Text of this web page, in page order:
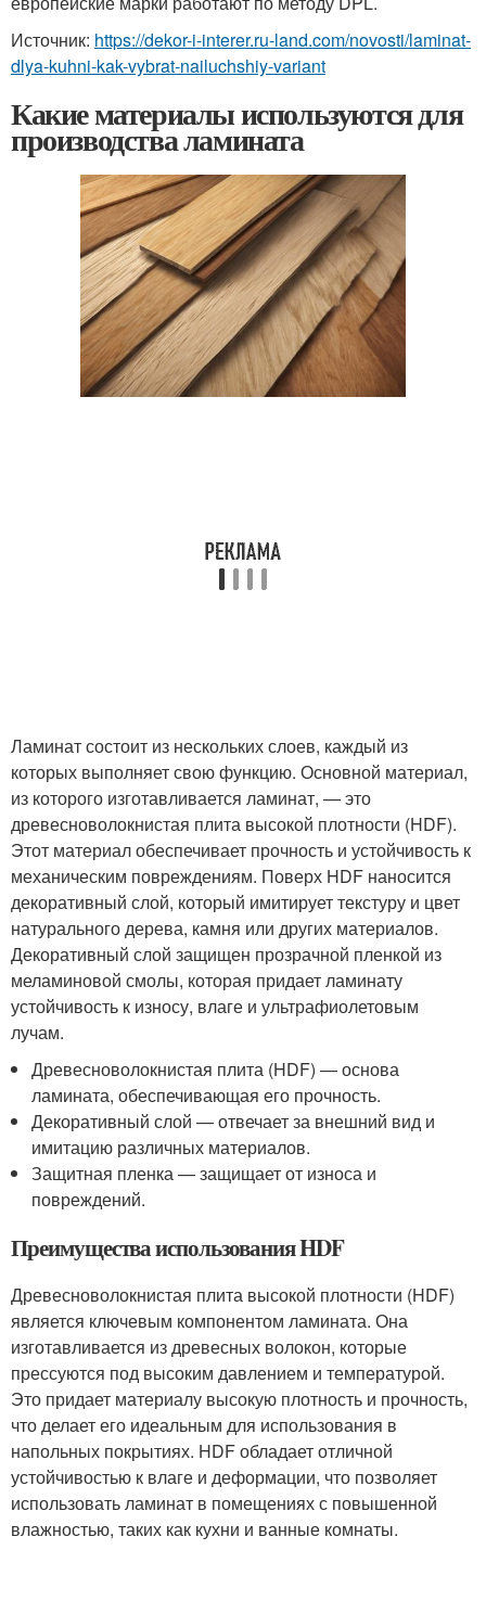
Источник: https://dekor-i-interer.ru-land.com/novosti/laminat-
dlya-kuhni-kak-vybrat-nailuchshiy-variant
Какие материалы используются для
производства ламината
Ламинат состоит из нескольких слоев, каждый из
которых выполняет свою функцию. Основной материал,
из которого изготавливается ламинат, — это
древесноволокнистая плита высокой плотности (HDF).
Этот материал обеспечивает прочность и устойчивость к
механическим повреждениям. Поверх HDF наносится
декоративный слой, который имитирует текстуру и цвет
натурального дерева, камня или других материалов.
Декоративный слой защищен прозрачной пленкой из
меламиновой смолы, которая придает ламинату
устойчивость к износу, влаге и ультрафиолетовым
лучам.
Древесноволокнистая плита (HDF) — основа
ламината, обеспечивающая его прочность.
Декоративный слой — отвечает за внешний вид и
имитацию различных материалов.
Защитная пленка — защищает от износа и
повреждений.
Преимущества использования HDF
Древесноволокнистая плита высокой плотности (HDF)
является ключевым компонентом ламината. Она
изготавливается из древесных волокон, которые
прессуются под высоким давлением и температурой.
Это придает материалу высокую плотность и прочность,
что делает его идеальным для использования в
напольных покрытиях. HDF обладает отличной
устойчивостью к влаге и деформации, что позволяет
использовать ламинат в помещениях с повышенной
влажностью, таких как кухни и ванные комнаты.